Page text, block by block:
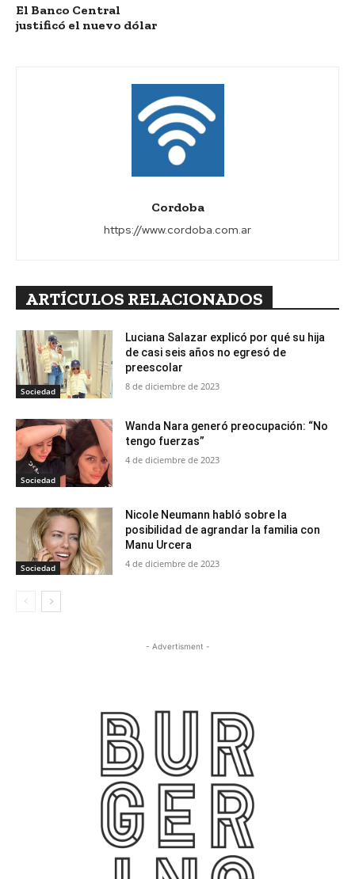
El Banco Central
justificó el nuevo dólar
Cordoba
https://www.cordoba.com.ar
ARTÍCULOS RELACIONADOS
Sociedad
Luciana Salazar explicó por qué su hija
de casi seis años no egresó de
preescolar
8 de diciembre de 2023
Sociedad
Wanda Nara generó preocupación: “No
tengo fuerzas”
4 de diciembre de 2023
Sociedad
Nicole Neumann habló sobre la
posibilidad de agrandar la familia con
Manu Urcera
4 de diciembre de 2023
- Advertisment -